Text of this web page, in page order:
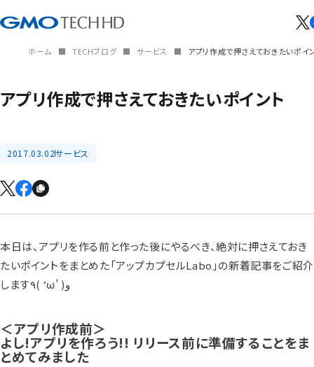
ホーム TECHブログ サービス アプリ作成で押さえておきたいポイ
アプリ作成で押さえておきたいポイント
2017.03.02サービス
本日は、アプリを作る前と作った後にやるべき、絶対に押さえておき
たいポイントをまとめた「アップカプセルLabo」の新着記事をご紹介
します٩( ‘ω’ )و
＜アプリ作成前＞
よし!アプリを作ろう!! リリース前に準備することをま
とめてみました